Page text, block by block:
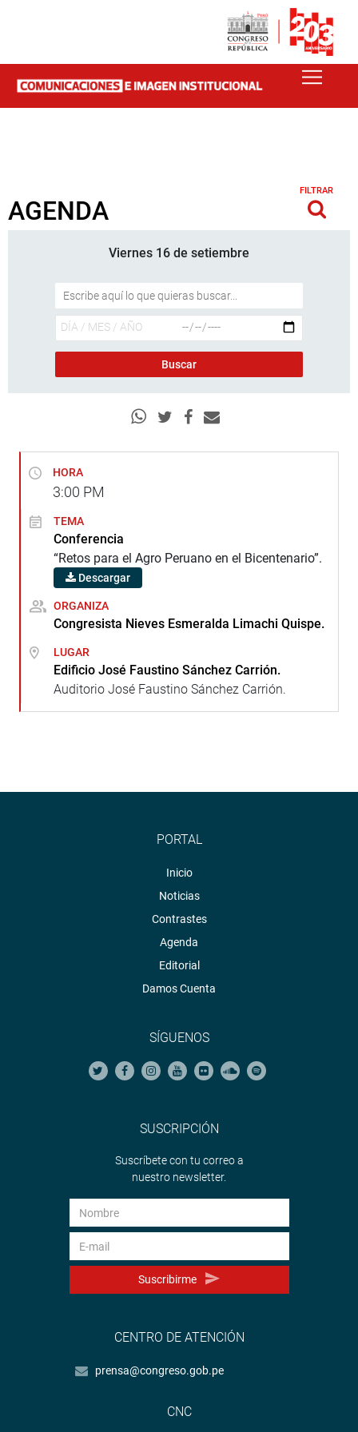
AGENDA
FILTRAR
Viernes 16 de setiembre
HORA
3:00 PM
TEMA
Conferencia
“Retos para el Agro Peruano en el Bicentenario”.
Descargar
ORGANIZA
Congresista Nieves Esmeralda Limachi Quispe.
LUGAR
Edificio José Faustino Sánchez Carrión.
Auditorio José Faustino Sánchez Carrión.
PORTAL
Inicio
Noticias
Contrastes
Agenda
Editorial
Damos Cuenta
SÍGUENOS
SUSCRIPCIÓN
Suscríbete con tu correo a
nuestro newsletter.
Suscribirme
CENTRO DE ATENCIÓN
prensa@congreso.gob.pe
CNC